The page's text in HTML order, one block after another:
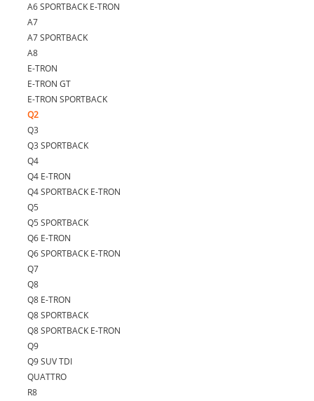
A6 SPORTBACK E-TRON
A7
A7 SPORTBACK
A8
E-TRON
E-TRON GT
E-TRON SPORTBACK
Q2
Q3
Q3 SPORTBACK
Q4
Q4 E-TRON
Q4 SPORTBACK E-TRON
Q5
Q5 SPORTBACK
Q6 E-TRON
Q6 SPORTBACK E-TRON
Q7
Q8
Q8 E-TRON
Q8 SPORTBACK
Q8 SPORTBACK E-TRON
Q9
Q9 SUV TDI
QUATTRO
R8